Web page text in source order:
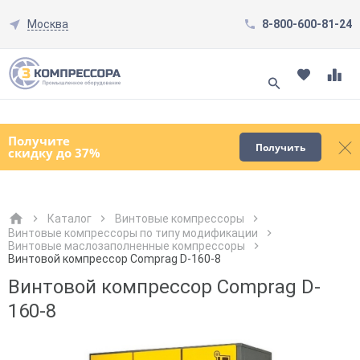
Москва 8-800-600-81-24
Получите
скидку до 37% Получить
Смотреть все товары
Каталог
Винтовые компрессоры
Винтовые компрессоры по типу модификации
Винтовые маслозаполненные компрессоры
Винтовой компрессор Comprag D-160-8
Винтовой компрессор Comprag D-
160-8
Как к Вам обращаться?
Как к Вам обращаться?
Город доставки
Как к Вам обращаться?